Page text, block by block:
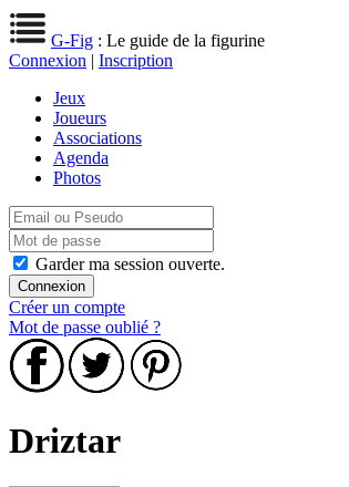
G-Fig : Le guide de la figurine
Connexion | Inscription
Jeux
Joueurs
Associations
Agenda
Photos
Garder ma session ouverte.
Créer un compte
Mot de passe oublié ?
Driztar